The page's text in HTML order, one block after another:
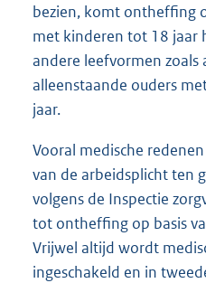
bezien, komt ontheffing
met kinderen tot 18 jaar
andere leefvormen zoals
alleenstaande ouders
jaar.
Vooral medische
van de arbeidsplicht ten
volgens de Inspectie
tot ontheffing op basis
Vrijwel altijd wordt
ingeschakeld en in